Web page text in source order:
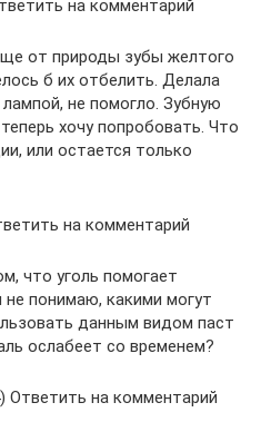
на комментарий
от природы зубы желтого
б их отбелить. Делала
не помогло. Зубную
хочу попробовать. Что
или остается только
на комментарий
что уголь помогает
понимаю, какими могут
данным видом паст
ослабеет со временем?
Ответить на комментарий